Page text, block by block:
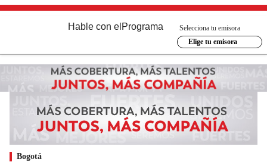
Hable con el Programa
Selecciona tu emisora
Elige tu emisora
Bogotá